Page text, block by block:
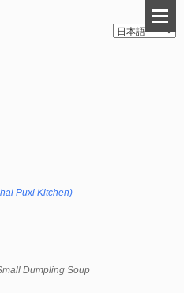
Puxi Kitchen)
Dumpling Soup